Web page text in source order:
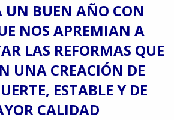
UN BUEN AÑO CON
NOS APREMIAN A
LAS REFORMAS QUE
UNA CREACIÓN DE
UERTE, ESTABLE Y DE
CALIDAD